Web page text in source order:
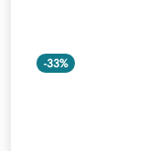
-33%